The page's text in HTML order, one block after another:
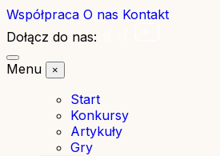
Współpraca O nas Kontakt
Dołącz do nas:
Menu
×
Start
Konkursy
Artykuły
Gry